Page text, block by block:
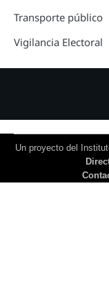
Transporte público
Vigilancia Electoral
Un proyecto del